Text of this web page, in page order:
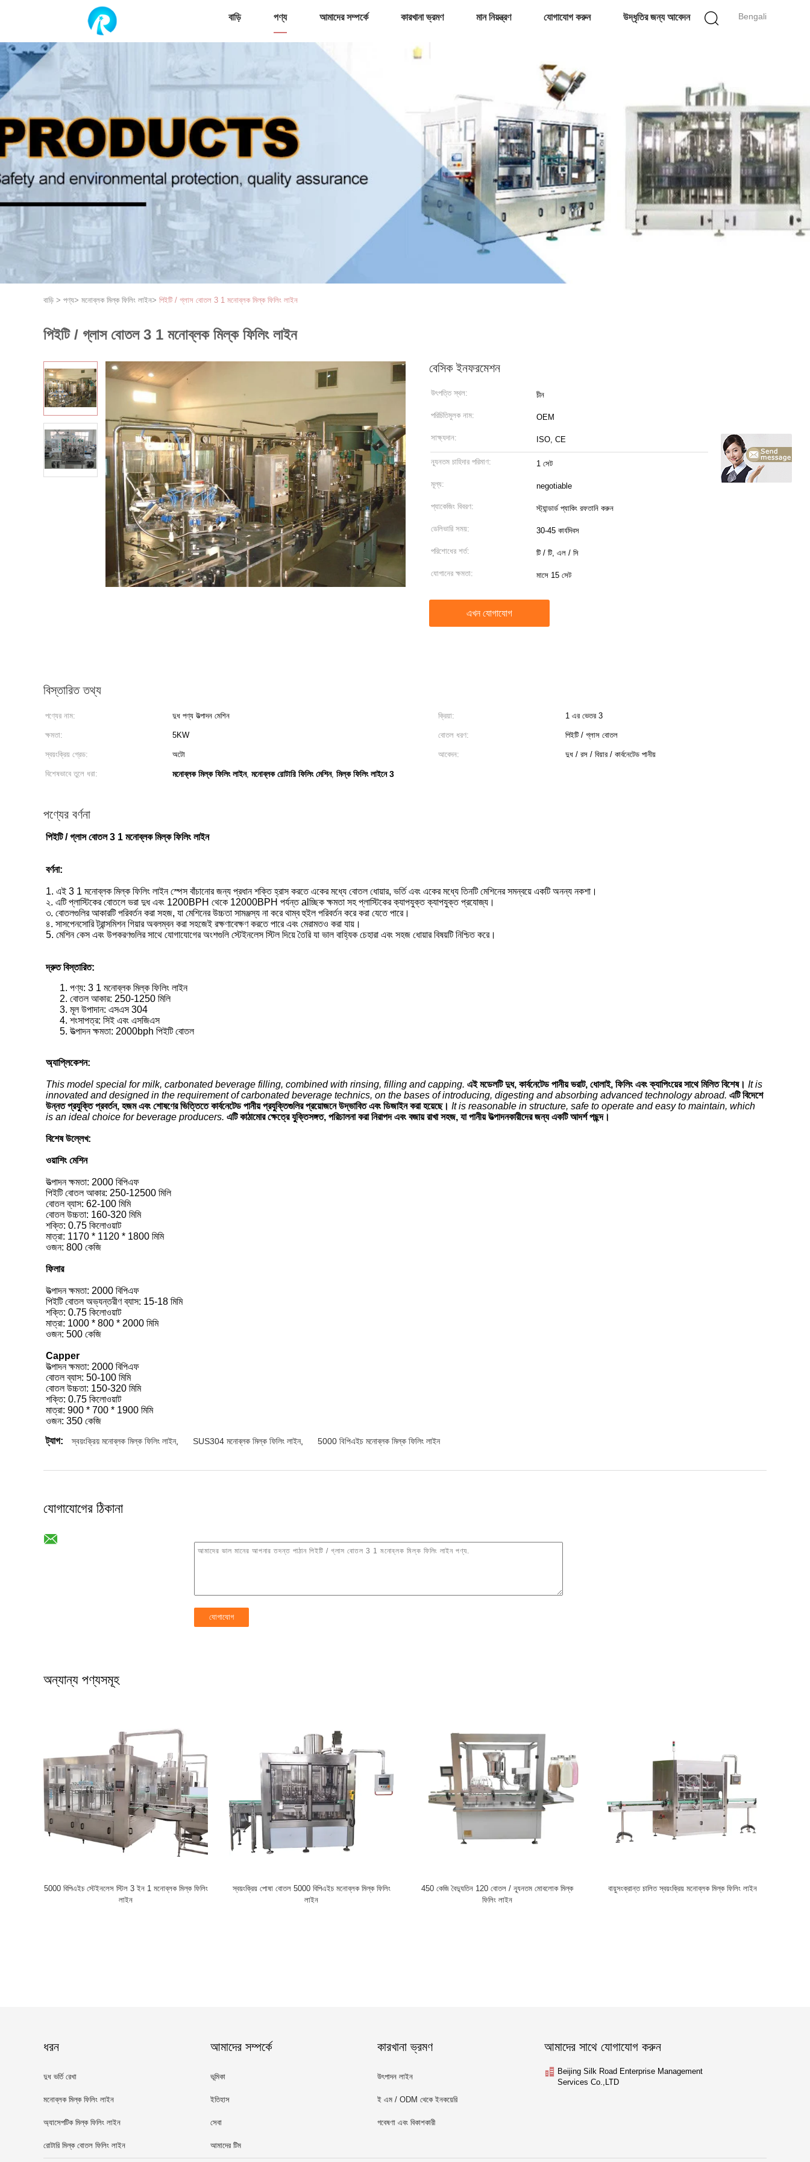
Bengali
বাড়ি পণ্য আমাদের সম্পর্কে কারখানা ভ্রমণ মান নিয়ন্ত্রণ যোগাযোগ করুন উদ্ধৃতির জন্য আবেদন
বাড়ি > পণ্য> মনোব্লক মিল্ক ফিলিং লাইন> পিইটি / গ্লাস বোতল 3 1 মনোব্লক মিল্ক ফিলিং লাইন
পিইটি / গ্লাস বোতল 3 1 মনোব্লক মিল্ক ফিলিং লাইন
বেসিক ইনফরমেশন
উৎপত্তি স্থল: চীন
পরিচিতিমুলক নাম: OEM
সাক্ষ্যদান: ISO, CE
ন্যূনতম চাহিদার পরিমাণ: 1 সেট
মূল্য: negotiable
প্যাকেজিং বিবরণ: স্ট্যান্ডার্ড প্যাকিং রফতানি করুন
ডেলিভারি সময়: 30-45 কার্যদিবস
পরিশোধের শর্ত: টি / টি, এল / সি
যোগানের ক্ষমতা: মাসে 15 সেট
এখন যোগাযোগ
বিস্তারিত তথ্য
পণ্যের নাম: দুধ পণ্য উত্পাদন মেশিন ক্রিয়া: 1 এর ভেতর 3
ক্ষমতা: 5KW বোতল ধরণ: পিইটি / গ্লাস বোতল
স্বয়ংক্রিয় গ্রেড: অটো আবেদন: দুধ / রস / বিয়ার / কার্বনেটেড পানীয়
বিশেষভাবে তুলে ধরা: মনোব্লক মিল্ক ফিলিং লাইন, মনোব্লক রোটারি ফিলিং মেশিন, মিল্ক ফিলিং লাইনে 3
পণ্যের বর্ণনা
পিইটি / গ্লাস বোতল 3 1 মনোব্লক মিল্ক ফিলিং লাইন
বর্ণনা:
1. এই 3 1 মনোব্লক মিল্ক ফিলিং লাইনস্পেস বাঁচানোর জন্য প্রধান শক্তি হ্রাস করতে একের মধ্যে বোতল ধোয়ার, ভর্তি এবং একের মধ্যে তিনটি মেশিনের সমন্বয়ে একটি অনন্য নকশা।
২. এটি প্লাস্টিকের বোতলে ভরা দুধ এবং 1200BPH থেকে 12000BPH পর্যন্ত alচ্ছিক ক্ষমতা সহ প্লাস্টিকের ক্যাপযুক্ত ক্যাপযুক্ত প্রযোজ্য।
৩. বোতলগুলির আকারটি পরিবর্তন করা সহজ, যা মেশিনের উচ্চতা সামঞ্জস্য না করে থাম্ব হুইল পরিবর্তন করে করা যেতে পারে।
৪. সাসপেনসোরি ট্রান্সমিশন গিয়ার অবলম্বন করা সহজেই রক্ষণাবেক্ষণ করতে পারে এবং মেরামতও করা যায়।
5. মেশিন কেস এবং উপকরণগুলির সাথে যোগাযোগের অংশগুলি স্টেইনলেস স্টিল দিয়ে তৈরি যা ভাল বাহ্যিক চেহারা এবং সহজ ধোয়ার বিষয়টি নিশ্চিত করে।
দ্রুত বিস্তারিত:
পণ্য: 3 1 মনোব্লক মিল্ক ফিলিং লাইন
বোতল আকার: 250-1250 মিলি
মূল উপাদান: এসএস 304
শংসাপত্র: সিই এবং এসজিএস
উত্পাদন ক্ষমতা: 2000bph পিইটি বোতল
অ্যাপ্লিকেশন:
This model special for milk, carbonated beverage filling, combined with rinsing, filling and capping. এই মডেলটি দুধ, কার্বনেটেড পানীয় ভরাট, ধোলাই, ফিলিং এবং ক্যাপিংয়ের সাথে মিলিত বিশেষ। It is
innovated and designed in the requirement of carbonated beverage technics, on the bases of introducing, digesting and absorbing advanced technology abroad. এটি বিদেশে
উন্নত প্রযুক্তি প্রবর্তন, হজম এবং শোষণের ভিত্তিতে কার্বনেটেড পানীয় প্রযুক্তিগুলির প্রয়োজনে উদ্ভাবিত এবং ডিজাইন করা হয়েছে। It is reasonable in structure, safe to operate and easy to maintain, which
is an ideal choice for beverage producers. এটি কাঠামোর ক্ষেত্রে যুক্তিসঙ্গত, পরিচালনা করা নিরাপদ এবং বজায় রাখা সহজ, যা পানীয় উত্পাদনকারীদের জন্য একটি আদর্শ পছন্দ।
বিশেষ উল্লেখ:
ওয়াশিং মেশিন
উত্পাদন ক্ষমতা: 2000 বিপিএফ
পিইটি বোতল আকার: 250-12500 মিলি
বোতল ব্যাস: 62-100 মিমি
বোতল উচ্চতা: 160-320 মিমি
শক্তি: 0.75 কিলোওয়াট
মাত্রা: 1170 * 1120 * 1800 মিমি
ওজন: 800 কেজি
ফিলার
উত্পাদন ক্ষমতা: 2000 বিপিএফ
পিইটি বোতল অভ্যন্তরীণ ব্যাস: 15-18 মিমি
শক্তি: 0.75 কিলোওয়াট
মাত্রা: 1000 * 800 * 2000 মিমি
ওজন: 500 কেজি
Capper
উত্পাদন ক্ষমতা: 2000 বিপিএফ
বোতল ব্যাস: 50-100 মিমি
বোতল উচ্চতা: 150-320 মিমি
শক্তি: 0.75 কিলোওয়াট
মাত্রা: 900 * 700 * 1900 মিমি
ওজন: 350 কেজি
ট্যাগ:
স্বয়ংক্রিয় মনোব্লক মিল্ক ফিলিং লাইন, SUS304 মনোব্লক মিল্ক ফিলিং লাইন, 5000 বিপিএইচ মনোব্লক মিল্ক ফিলিং লাইন
যোগাযোগের ঠিকানা
অন্যান্য পণ্যসমূহ
5000 বিপিএইচ স্টেইনলেস স্টিল 3 ইন 1 মনোব্লক মিল্ক ফিলিং
লাইন
স্বয়ংক্রিয় পোষা বোতল 5000 বিপিএইচ মনোব্লক মিল্ক ফিলিং
লাইন
450 কেজি বৈদ্যুতিন 120 বোতল / ন্যূনতম মোবলোক মিল্ক
ফিলিং লাইন
বায়ুসংক্রান্ত চালিত স্বয়ংক্রিয় মনোব্লক মিল্ক ফিলিং লাইন
ধরন
দুধ ভর্তি রেখা
মনোব্লক মিল্ক ফিলিং লাইন
অ্যাসেপটিক মিল্ক ফিলিং লাইন
রোটারি মিল্ক বোতল ফিলিং লাইন
আমাদের সম্পর্কে
ভূমিকা
ইতিহাস
সেবা
আমাদের টিম
কারখানা ভ্রমণ
উৎপাদন লাইন
ই এম / ODM থেকে ইনকয়েরি
গবেষণা এবং বিকাশকারী
আমাদের সাথে যোগাযোগ করুন
Beijing Silk Road Enterprise Management
Services Co.,LTD